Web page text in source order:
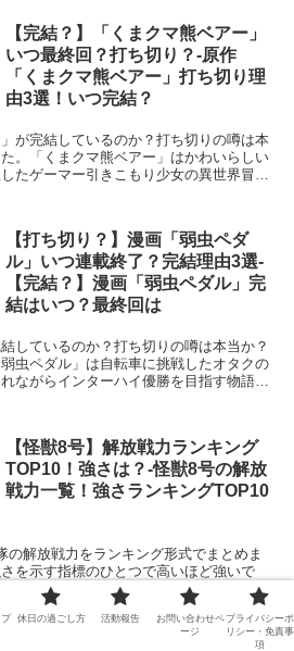
【完結？】「くまクマ熊ベアー」
いつ最終回？打ち切り？-原作
「くまクマ熊ベアー」打ち切り理
由3選！いつ完結？
が完結しているのか？打ち切りの噂は本
。「くまクマ熊ベアー」はかわいらしい
たゲーマー引きこもり少女の異世界冒険
【打ち切り？】漫画「弱虫ペダ
ル」いつ連載終了？完結理由3選-
【完結？】漫画「弱虫ペダル」完
結はいつ？最終回は
しているのか？打ち切りの噂は本当か？
虫ペダル」は自転車に挑戦したオタクの
ながらインターハイ優勝を目指す物語で
【怪獣8号】解放戦力ランキング
TOP10！強さは？-怪獣8号の解放
戦力一覧！強さランキングTOP10
の解放戦力をランキング形式でまとめま
を示す指標のひとつで高いほど強いで
98%/2位：亜白ミナ 解放戦力 96%/3
94%/3位：四ノ宮ヒカリ 解放戦力
戦力 92%
休日の過ごし方 活動報告
お問い合わせペ
ージ
プライバシーポ
リシー・免責事
項